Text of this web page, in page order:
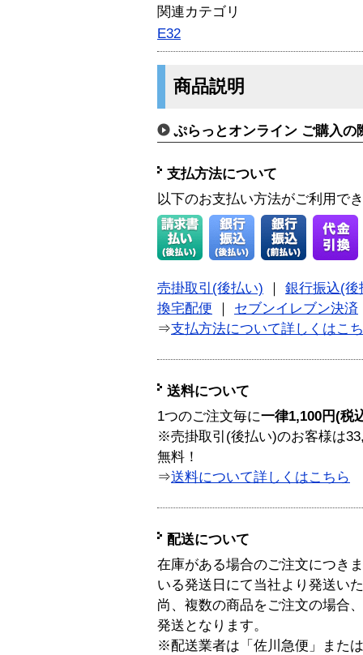
関連カテゴリ
E32
商品説明
ぷらっとオンライン ご購入の
支払方法について
以下のお支払い方法がご利用で
売掛取引(後払い)
銀行振込(後
換宅配便
セブンイレブン決済
⇒支払方法について詳しくはこ
送料について
1つのご注文毎に一律1,100円(税
※売掛取引(後払い)のお客様は
無料！
⇒送料について詳しくはこちら
配送について
在庫がある場合のご注文につき
いる発送日にて当社より発送い
尚、複数の商品をご注文の場合
発送となります。
※配送業者は「佐川急便」また